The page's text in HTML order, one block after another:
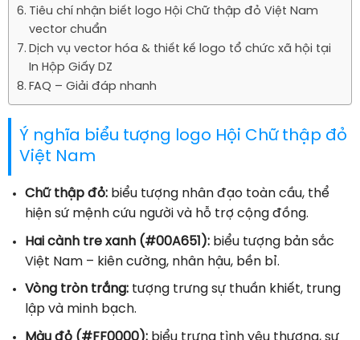
Tiêu chí nhận biết logo Hội Chữ thập đỏ Việt Nam
vector chuẩn
Dịch vụ vector hóa & thiết kế logo tổ chức xã hội tại
In Hộp Giấy DZ
FAQ – Giải đáp nhanh
Ý nghĩa biểu tượng logo Hội Chữ thập đỏ
Việt Nam
Chữ thập đỏ:biểu tượng nhân đạo toàn cầu, thể
hiện sứ mệnh cứu người và hỗ trợ cộng đồng.
Hai cành tre xanh (#00A651):biểu tượng bản sắc
Việt Nam – kiên cường, nhân hậu, bền bỉ.
Vòng tròn trắng:tượng trưng sự thuần khiết, trung
lập và minh bạch.
Màu đỏ (#FF0000):biểu trưng tình yêu thương, sự